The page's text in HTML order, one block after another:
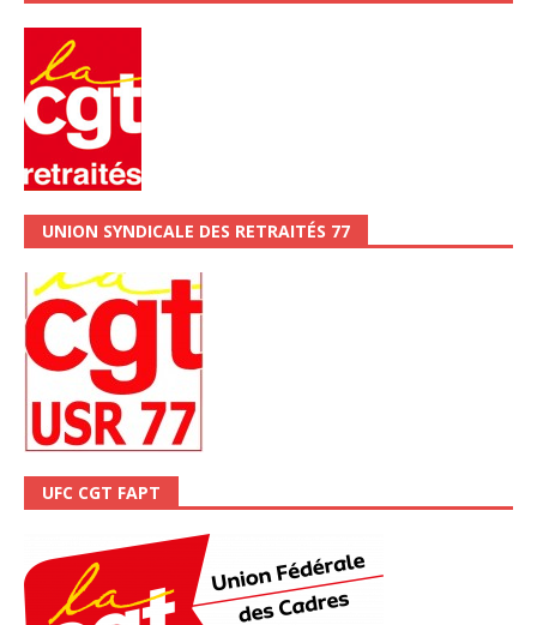
UNION SYNDICALE DES RETRAITÉS 77
UFC CGT FAPT